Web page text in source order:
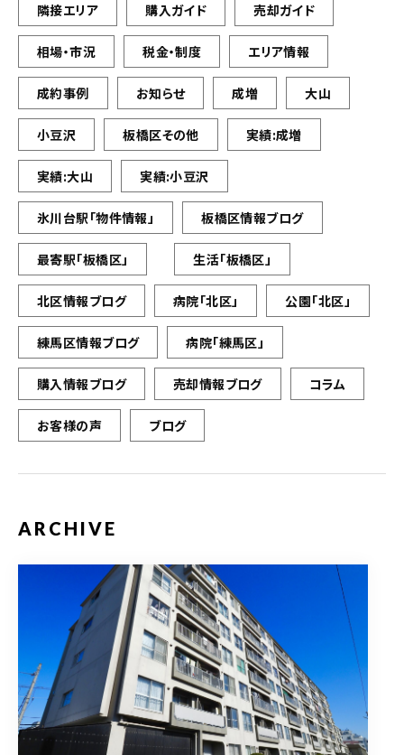
隣接エリア 購入ガイド 売却ガイド
相場・市況 税金・制度 エリア情報
成約事例 お知らせ 成増 大山
小豆沢 板橋区その他 実績:成増
実績:大山 実績:小豆沢
氷川台駅「物件情報」 板橋区情報ブログ
最寄駅「板橋区」 生活「板橋区」
北区情報ブログ 病院「北区」 公園「北区」
練馬区情報ブログ 病院「練馬区」
購入情報ブログ 売却情報ブログ コラム
お客様の声 ブログ
ARCHIVE